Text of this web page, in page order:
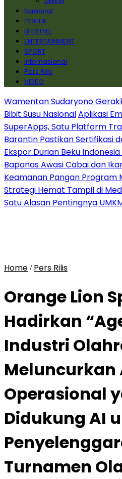
Nasional
POLITIK
LIFESTYLE
ENTERTAINMENT
SPORT
Internasional
Pers Rilis
VIDEO
Wamentan Sudaryono
Bibit Susu NasionalAplikasi
SuperApps, Satu Platform
Barantin Pastikan Sertifikasi
Ekspor Durian Beku
Bapanas Awasi Cabai dan
Keamanan Pangan Program
Strategi Hemat Tampil di
Satu Alasan Pentingnya
Home / Pers Rilis
Orange Lion
Hadirkan
Industri
Meluncurkan
Operasional
Didukung AI
Turnamen